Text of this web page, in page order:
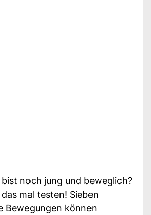
noch jung und beweglich?
mal testen! Sieben
Bewegungen können